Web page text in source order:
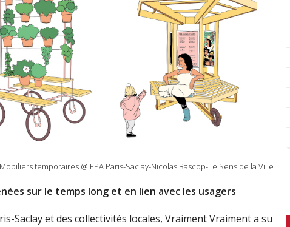
Mobiliers temporaires @ EPA Paris-Saclay-Nicolas Bascop-Le Sens de la Ville
sur le temps long et en lien avec les usagers
Saclay et des collectivités locales, Vraiment Vraiment a su